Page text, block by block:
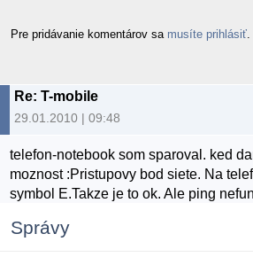
Pre pridávanie komentárov sa musíte prihlásiť
Re: T-mobile
29.01.2010 | 09:48
telefon-notebook som sparoval. ked
moznost :Pristupovy bod siete. Na
symbol E.Takze je to ok. Ale ping
Správy